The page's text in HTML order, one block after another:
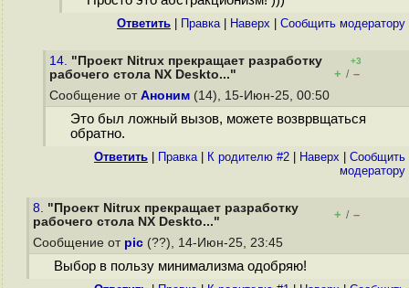
Ответить Правка| Наверх Cообщить модератору
14. "Проект Nitrux прекращает разработку
рабочего стола NX Deskto..."
+3
+ / –
Сообщение от Аноним (14), 15-Июн-25, 00:50
Это был ложный вызов, можете возврвщаться
обратно.
Ответить Правка| К родителю #2 Наверх
Cообщить
модератору
8. "Проект Nitrux прекращает разработку
рабочего стола NX Deskto..."
+ / –
Сообщение от pic (??), 14-Июн-25, 23:45
Выбор в пользу минимализма одобряю!